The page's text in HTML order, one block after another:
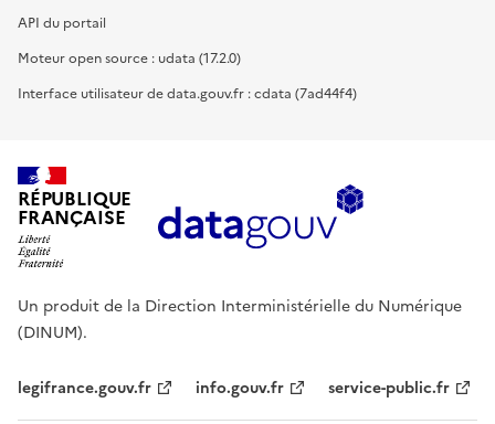
API du portail
Moteur open source : udata (17.2.0)
Interface utilisateur de data.gouv.fr : cdata (7ad44f4)
RÉPUBLIQUE
FRANÇAISE
Un produit de la Direction Interministérielle du Numérique
(DINUM).
legifrance.gouv.fr info.gouv.fr service-public.fr